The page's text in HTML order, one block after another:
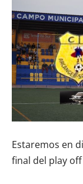
Estaremos en
final del play off